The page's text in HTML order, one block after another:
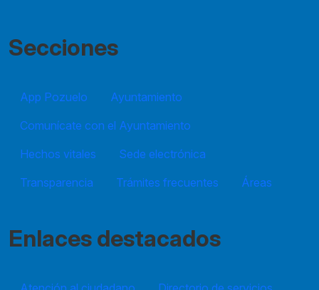
14
15
Secciones
App Pozuelo
Ayuntamiento
Comunícate con el Ayuntamiento
Hechos vitales
Sede electrónica
Transparencia
Trámites frecuentes Áreas
Enlaces destacados